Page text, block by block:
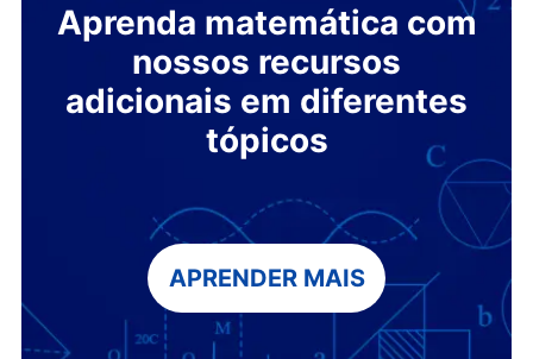
Aprenda matemática com
nossos recursos
adicionais em diferentes
tópicos
APRENDER MAIS